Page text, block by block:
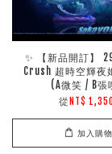
✨ 【新品開訂】
Crush 超時空輝夜
(A微笑 / B張
從 NT$
加入購